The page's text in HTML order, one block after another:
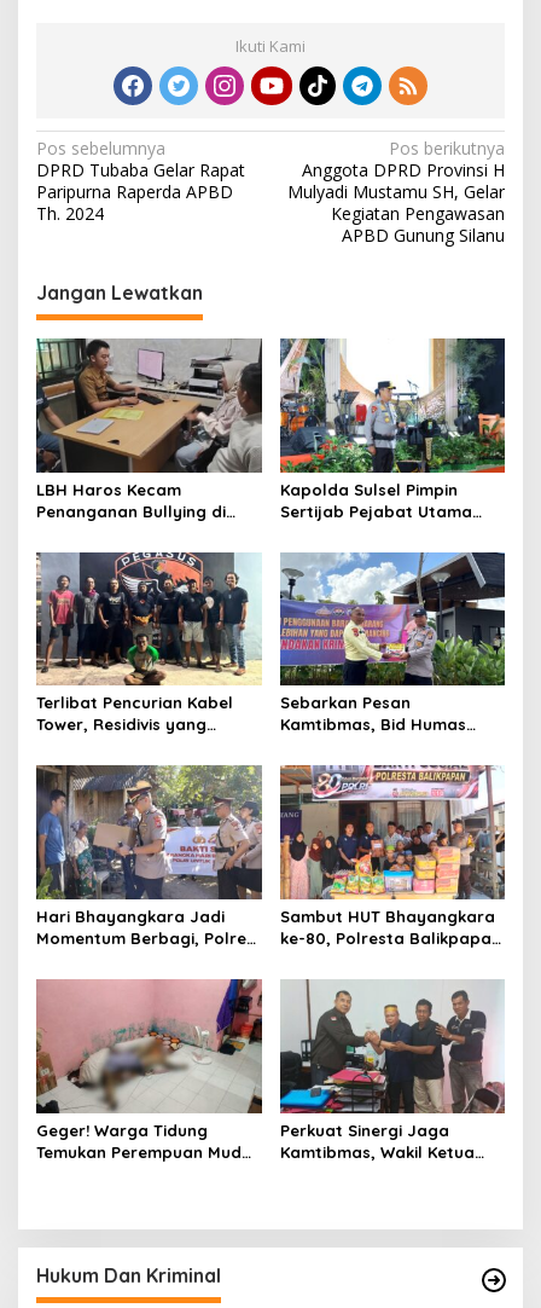
Ikuti Kami
N
a
v
g
a
s
i
p
o
s
Pos sebelumnya
DPRD Tubaba Gelar Rapat
Paripurna Raperda APBD
Th. 2024
Pos berikutnya
Anggota DPRD Provinsi H
Mulyadi Mustamu SH, Gelar
Kegiatan Pengawasan
APBD Gunung Silanu
Jangan Lewatkan
LBH Haros Kecam
Penanganan Bullying di
Justru Dipaksa Pindah
Kapolda Sulsel Pimpin
Sertijab Pejabat Utama
Serta Lantik Karolog dan
Kapolresta Gowa
Terlibat Pencurian Kabel
Tower, Residivis yang
Ditangkap Tim Gabungan di
Jeneponto
Sebarkan Pesan
Kamtibmas, Bid Humas
Pemasangan Spanduk
serta Pembagian Stiker
Hari Bhayangkara Jadi
Momentum Berbagi, Polres
Membutuhkan
Sambut HUT Bhayangkara
ke-80, Polresta Balikpapan
Asuhan Jabal Rahmah
Geger! Warga Tidung
Temukan Perempuan Muda
Perkuat Sinergi Jaga
Kamtibmas, Wakil Ketua
Hukum Dan Kriminal